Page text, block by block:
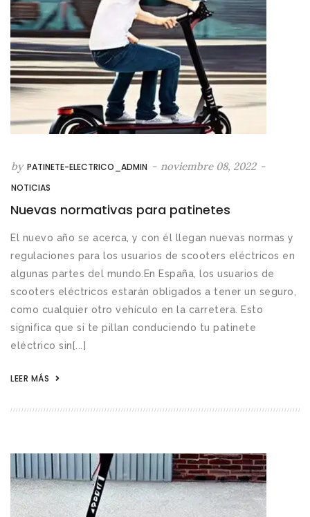
by PATINETE-ELECTRICO_ADMIN - noviembre 08, 2022 -
NOTICIAS
Nuevas normativas para patinetes
El nuevo año se acerca, y con él llegan nuevas normas y
regulaciones para los usuarios de scooters eléctricos en
algunas partes del mundo.En España, los usuarios de
scooters eléctricos estarán obligados a tener un seguro,
como cualquier otro vehículo en la carretera. Esto
significa que si te pillan conduciendo tu patinete
eléctrico sin[...]
LEER MÁS